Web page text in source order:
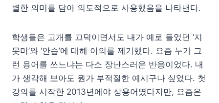
별한 의미를 담아 의도적으로 사용했음을 나타낸다.
학생들은 고개를 끄덕이면서도 내가 예로 들었던 ‘지
못미’와 ‘안습’에 대해 이의를 제기했다. 요즘 누가 그
런 용어를 쓰느냐는 다소 장난스러운 반응이었다. 내
가 생각해 보아도 뭔가 부적절한 예시구나 싶었다. 첫
강의를 시작한 2013년에야 상용어였다지만, 요즘은